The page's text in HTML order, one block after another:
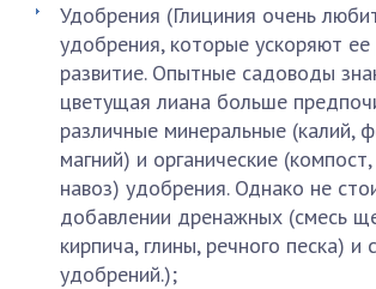
Удобрения (Глициния очень
удобрения, которые ускоряют ее
развитие. Опытные садоводы
цветущая лиана больше
различные минеральные (калий,
магний) и органические
навоз) удобрения. Однако не
добавлении дренажных (смесь
кирпича, глины, речного песка) и
удобрений.);